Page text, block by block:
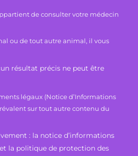
de consulter votre médecin
ou de tout autre animal, il vous
résultat précis ne peut être
légaux (Notice d’Informations
sur tout autre contenu du
: la notice d’informations
la politique de protection des